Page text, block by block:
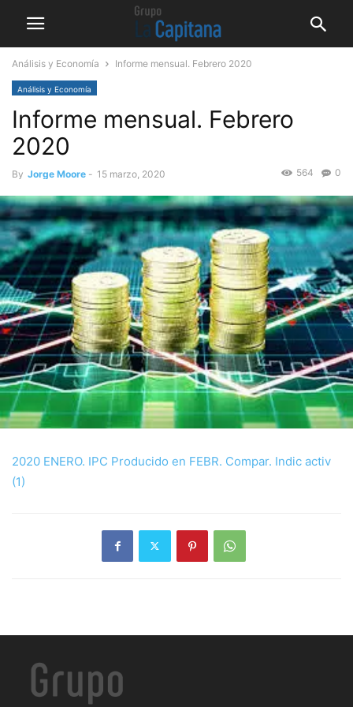
Análisis y Economía Informe mensual. Febrero 2020
Análisis y Economía
Informe mensual. Febrero
2020
By Jorge Moore - 15 marzo, 2020 0
564
2020 ENERO. IPC Producido en FEBR. Compar. Indic activ
(1)